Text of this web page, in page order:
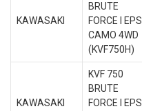
KAWASAKI
BRUTE
FORCE I EPS
CAMO 4WD
(KVF750H)
KAWASAKI
KVF 750
BRUTE
FORCE I EPS